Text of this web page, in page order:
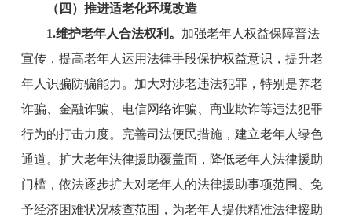
（四）推进适老化环境改造
1.维护老年人合法权利 。 加强老年人权益保障普法
宣传，提高老年人运用法律手段保护权益意识，提升老
年人识骗防骗能力。加大对涉老违法犯罪，特别是养老
诈骗、金融诈骗、电信网络诈骗、商业欺诈等违法犯罪
行为的打击力度。完善司法便民措施，建立老年人绿色
通道。 扩大老年法律援助覆盖面，降低老年人法律援助
门槛，依法逐步扩大对老年人的法律援助事项范围、免
予经济困难状况核查范围，为老年人提供精准法律援助